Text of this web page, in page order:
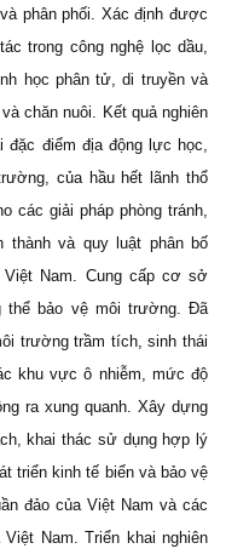
phân phối. Xác định được
trong công nghệ lọc dầu,
học phân tử, di truyền và
chăn nuôi. Kết quả nghiên
điểm địa động lực học,
của hầu hết lãnh thổ
các giải pháp phòng tránh,
thành và quy luật phân bố
Việt Nam. Cung cấp cơ sở
thể bảo vệ môi trường. Đã
trường trầm tích, sinh thái
khu vực ô nhiễm, mức độ
ra xung quanh. Xây dựng
khai thác sử dụng hợp lý
triển kinh tế biển và bảo vệ
đảo của Việt Nam và các
Nam. Triển khai nghiên